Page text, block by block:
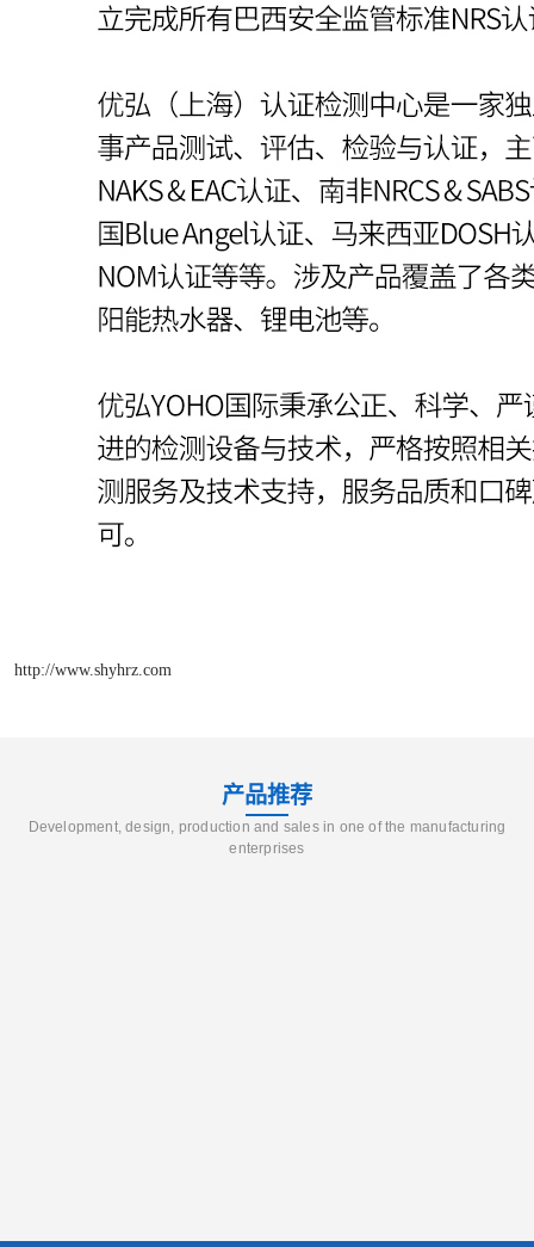
http://www.shyhrz.com
产品推荐
Development, design, production and sales in one of the manufacturing
enterprises